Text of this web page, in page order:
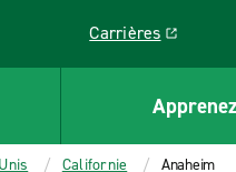
Carrières
Link opens in a
Californie Anaheim